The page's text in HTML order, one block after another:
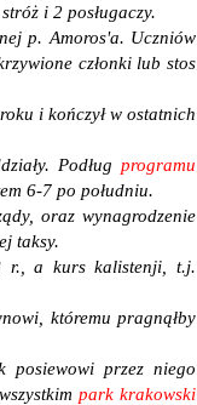
i 2 posługaczy.
p. Amoros'a. Uczniów
członki lub stos
i kończył w ostatnich
Podługprogramu
6-7 po południu.
oraz wynagrodzenie
taksy.
r., a kurs kalistenji, t.j.
któremu pragnąłby
przez niego
park krakowski